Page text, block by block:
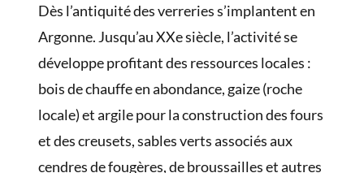
Dès l’antiquité des verreries s’implantent en
Argonne. Jusqu’au XXe siècle, l’activité se
développe profitant des ressources locales :
bois de chauffe en abondance, gaize (roche
locale) et argile pour la construction des fours
et des creusets, sables verts associés aux
cendres de fougères, de broussailles et autres